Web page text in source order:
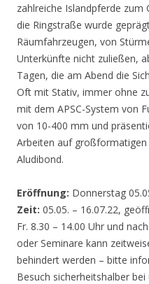
zahlreiche Islandpferde
die Ringstraße wurde
Räumfahrzeugen, von
Unterkünfte nicht zuließen,
Tagen, die am Abend die
Oft mit Stativ, immer ohne
mit dem APSC-System von
von 10-400 mm und
Arbeiten auf
Aludibond.
Eröffnung: Donnerstag
Zeit: 05.05. – 16.07.22,
Fr. 8.30 – 14.00 Uhr und
oder Seminare kann
behindert werden – bitte
Besuch sicherheitshalber bei